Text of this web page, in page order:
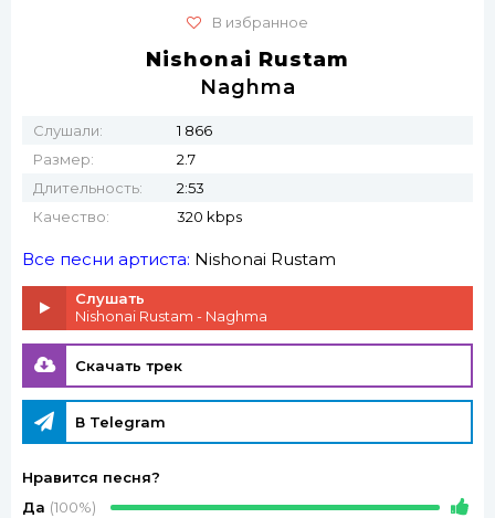
В избранное
Nishonai Rustam
Naghma
Слушали:
1 866
Размер:
2.7
Длительность:
2:53
Качество:
320 kbps
Все песни артиста: Nishonai Rustam
Слушать
Nishonai Rustam - Naghma
Скачать трек
В Telegram
Нравится песня?
Да (100%)